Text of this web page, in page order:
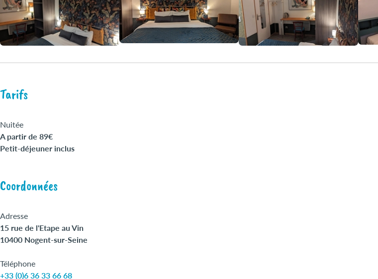
Tarifs
Nuitée
A partir de 89€
Petit-déjeuner inclus
Coordonnées
Adresse
15 rue de l'Etape au Vin
10400 Nogent-sur-Seine
Téléphone
+33 (0)6 36 33 66 68